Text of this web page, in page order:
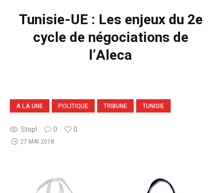
Tunisie-UE : Les enjeux du 2e
cycle de négociations de
l’Aleca
A LA UNE POLITIQUE TRIBUNE TUNISIE
Stop! 0 0
27 MAI 2018